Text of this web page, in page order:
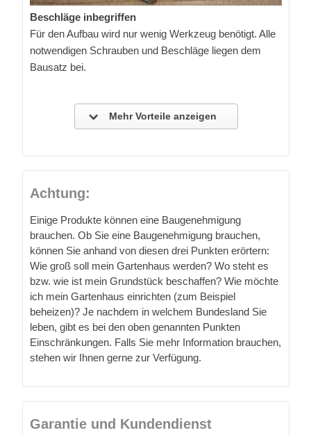
Beschläge inbegriffen
Für den Aufbau wird nur wenig Werkzeug benötigt. Alle
notwendigen Schrauben und Beschläge liegen dem
Bausatz bei.
Mehr Vorteile anzeigen
Achtung:
Einige Produkte können eine Baugenehmigung
brauchen. Ob Sie eine Baugenehmigung brauchen,
können Sie anhand von diesen drei Punkten erörtern:
Wie groß soll mein Gartenhaus werden? Wo steht es
bzw. wie ist mein Grundstück beschaffen? Wie möchte
ich mein Gartenhaus einrichten (zum Beispiel
beheizen)? Je nachdem in welchem Bundesland Sie
leben, gibt es bei den oben genannten Punkten
Einschränkungen. Falls Sie mehr Information brauchen,
stehen wir Ihnen gerne zur Verfügung.
Garantie und Kundendienst